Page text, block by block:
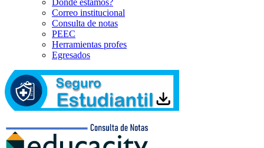
Correo institucional
Consulta de notas
PEEC
Herramientas profes
Egresados